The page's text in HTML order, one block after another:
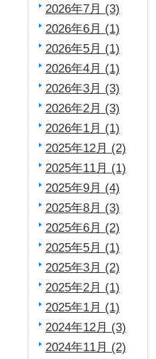
2026年7月 (3)
2026年6月 (1)
2026年5月 (1)
2026年4月 (1)
2026年3月 (3)
2026年2月 (3)
2026年1月 (1)
2025年12月 (2)
2025年11月 (1)
2025年9月 (4)
2025年8月 (3)
2025年6月 (2)
2025年5月 (1)
2025年3月 (2)
2025年2月 (1)
2025年1月 (1)
2024年12月 (3)
2024年11月 (2)